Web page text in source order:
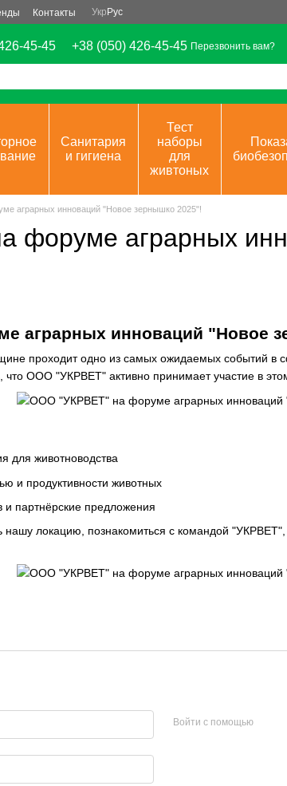
Контакты Укр Рус
45-45 +38 (050) 426-45-45 Перезвонить вам?
Санитария
и гигиена
Тест
наборы
для
живтоных
аграрных инноваций "Новое зернышко 2025"!
аграрных
аграрных инноваций "Новое
проходит одно из самых ожидаемых событий в
ООО "УКРВЕТ" активно принимает участие в
для животноводства
и продуктивности животных
и партнёрские предложения
нашу локацию, познакомиться с командой
Войти с помощью